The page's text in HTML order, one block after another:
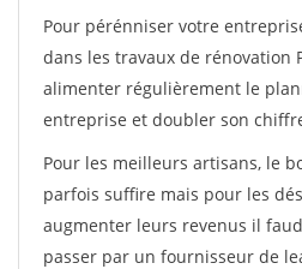
Pour pérénniser votre
dans les travaux de rénovation
alimenter régulièrement le
entreprise et doubler son
Pour les meilleurs artisans, le
parfois suffire mais pour les
augmenter leurs revenus il
passer par un fournisseur de